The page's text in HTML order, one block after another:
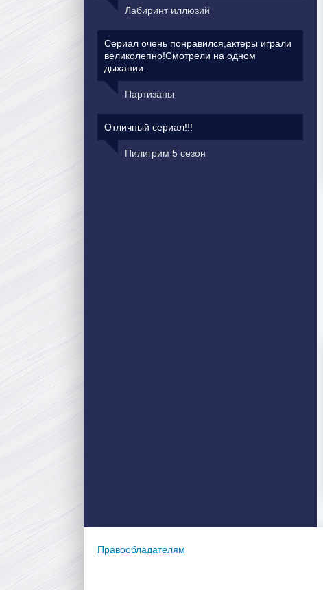
Лабиринт иллюзий
Сериал очень понравился,актеры играли
великолепно!Смотрели на одном
дыхании.
Партизаны
Отличный сериал!!!
Пилигрим 5 сезон
Правообладателям